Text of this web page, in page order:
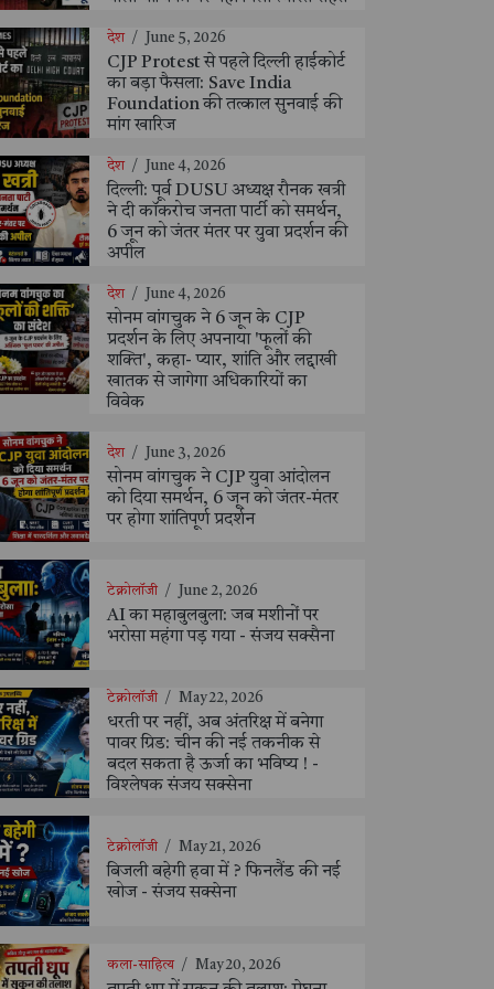
देश / June 5, 2026
CJP Protest से पहले दिल्ली हाईकोर्ट
का बड़ा फैसला: Save India
Foundation की तत्काल सुनवाई की
मांग खारिज
देश / June 4, 2026
दिल्ली: पूर्व DUSU अध्यक्ष रौनक खत्री
ने दी कॉकरोच जनता पार्टी को समर्थन,
6 जून को जंतर मंतर पर युवा प्रदर्शन की
अपील
देश / June 4, 2026
सोनम वांगचुक ने 6 जून के CJP
प्रदर्शन के लिए अपनाया 'फूलों की
शक्ति', कहा- प्यार, शांति और लद्दाखी
खातक से जागेगा अधिकारियों का
विवेक
देश / June 3, 2026
सोनम वांगचुक ने CJP युवा आंदोलन
को दिया समर्थन, 6 जून को जंतर-मंतर
पर होगा शांतिपूर्ण प्रदर्शन
टेक्नोलॉजी / June 2, 2026
AI का महाबुलबुला: जब मशीनों पर
भरोसा महंगा पड़ गया - संजय सक्सैना
टेक्नोलॉजी / May 22, 2026
धरती पर नहीं, अब अंतरिक्ष में बनेगा
पावर ग्रिड: चीन की नई तकनीक से
बदल सकता है ऊर्जा का भविष्य ! -
विश्लेषक संजय सक्सेना
टेक्नोलॉजी / May 21, 2026
बिजली बहेगी हवा में ? फिनलैंड की नई
खोज - संजय सक्सेना
कला-साहित्य / May 20, 2026